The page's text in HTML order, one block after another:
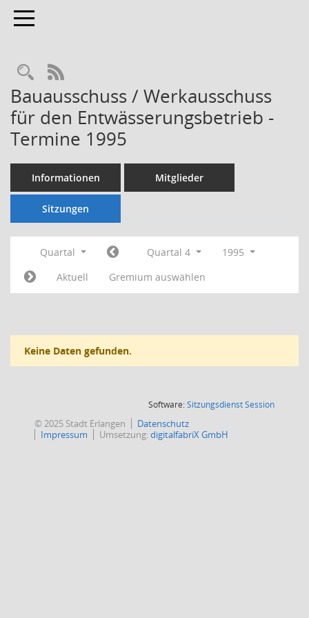
Toggle navigation
Rechercheauswahl
RSS-Feed
Bauausschuss / Werkausschuss
für den Entwässerungsbetrieb -
Termine 1995
Informationen Mitglieder
Sitzungen
Quartal Quartal 4
1995
Aktuell
Gremium auswählen
Keine Daten gefunden.
Software:SitzungsdienstSession(Wird in
© 2025 Stadt Erlangen
Datenschutz
Impressum
Umsetzung:digitalfabriX GmbH